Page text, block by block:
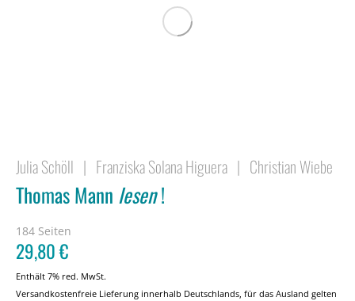
Julia Schöll | Franziska Solana Higuera | Christian Wiebe
Thomas Mann lesen!
184 Seiten
29,80€
Enthält 7% red. MwSt.
Versandkostenfreie Lieferung innerhalb Deutschlands, für das Ausland gelten